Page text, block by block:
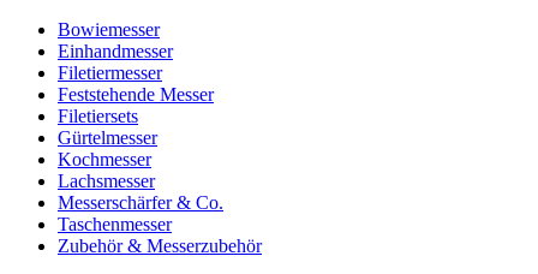
Bowiemesser
Einhandmesser
Filetiermesser
Feststehende Messer
Filetiersets
Gürtelmesser
Kochmesser
Lachsmesser
Messerschärfer & Co.
Taschenmesser
Zubehör & Messerzubehör